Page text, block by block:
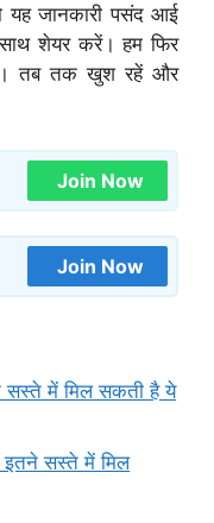
जानकारी पसंद आई
शेयर करें। हम फिर
तब तक खुश रहें और
Join Now
Join Now
में मिल सकती है ये
सस्ते में मिल